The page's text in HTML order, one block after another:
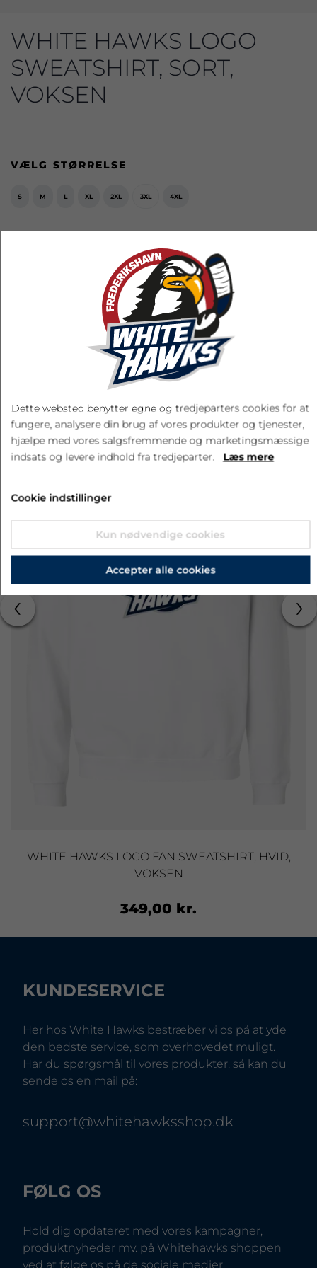
WHITE HAWKS LOGO
SWEATSHIRT, SORT,
VOKSEN
VÆLG STØRRELSE
S M L XL 2XL 3XL 4XL
349,00 kr.
LÆG I KURV
RELATEREDE PRODUKTER
WHITE HAWKS LOGO FAN SWEATSHIRT, HVID,
VOKSEN
349,00 kr.
‹ ›
KUNDESERVICE
Her hos White Hawks bestræber vi os på at yde
den bedste service, som overhovedet muligt.
Har du spørgsmål til vores produkter, så kan du
sende os en mail på:
support@whitehawksshop.dk
FØLG OS
Hold dig opdateret med vores kampagner,
produktnyheder mv. på Whitehawks shoppen
ved at følge os på de sociale medier.
Dette websted benytter egne og tredjeparters cookies for at
fungere, analysere din brug af vores produkter og tjenester,
hjælpe med vores salgsfremmende og marketingsmæssige
indsats og levere indhold fra tredjeparter. Læs mere
Cookie indstillinger
Kun nødvendige cookies
Accepter alle cookies